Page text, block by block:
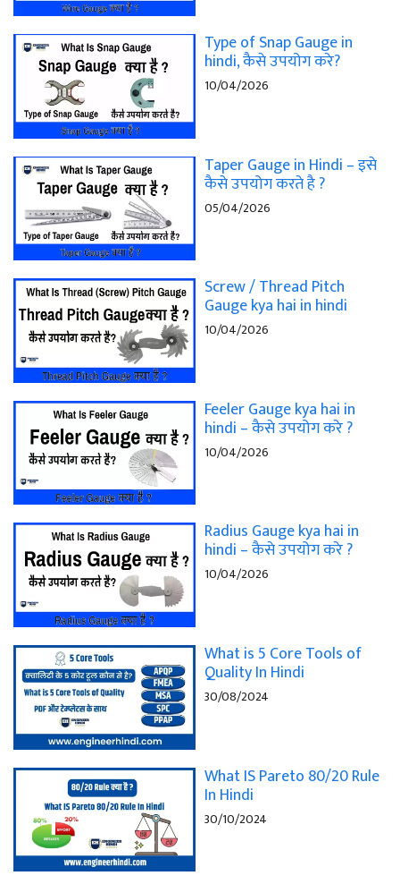
Type of Snap Gauge in
hindi, कैसे उपयोग करे?
10/04/2026
Taper Gauge in Hindi – इसे
कैसे उपयोग करते है ?
05/04/2026
Screw / Thread Pitch
Gauge kya hai in hindi
10/04/2026
Feeler Gauge kya hai in
hindi – कैसे उपयोग करे ?
10/04/2026
Radius Gauge kya hai in
hindi – कैसे उपयोग करे ?
10/04/2026
What is 5 Core Tools of
Quality In Hindi
30/08/2024
What IS Pareto 80/20 Rule
In Hindi
30/10/2024